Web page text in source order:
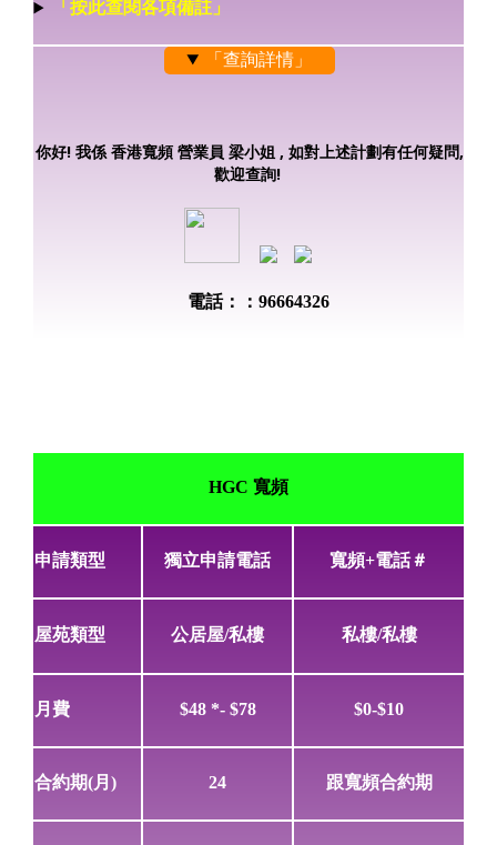
「按此查閱各項備註」
「查詢詳情」
你好! 我係 香港寬頻 營業員 梁小姐 , 如對上述計劃有任何疑問,
歡迎查詢!
電話：：96664326
HGC 寬頻
申請類型 獨立申請電話 寬頻+電話＃
屋苑類型 公居屋/私樓 私樓/私樓
月費 $48 *- $78 $0-$10
合約期(月) 24 跟寬頻合約期